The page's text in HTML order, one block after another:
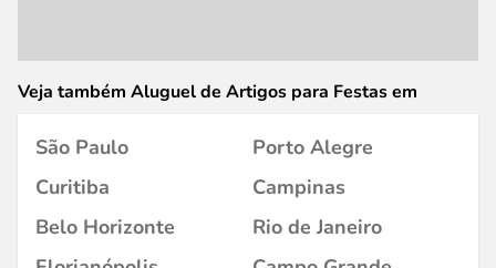
Veja também Aluguel de Artigos para Festas em
São Paulo
Porto Alegre
Curitiba
Campinas
Belo Horizonte
Rio de Janeiro